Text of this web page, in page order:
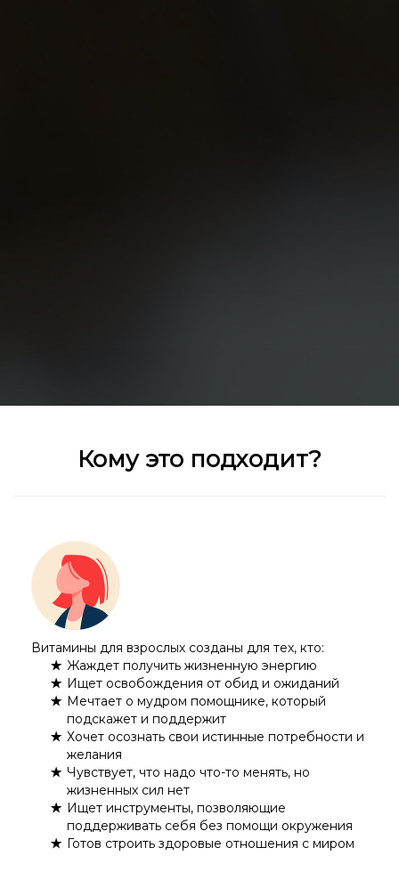
Кому это подходит?
Витамины для взрослых созданы для тех, кто:
Жаждет получить жизненную энергию
Ищет освобождения от обид и ожиданий
Мечтает о мудром помощнике, который
подскажет и поддержит
Хочет осознать свои истинные потребности и
желания
Чувствует, что надо что-то менять, но
жизненных сил нет
Ищет инструменты, позволяющие
поддерживать себя без помощи окружения
Готов строить здоровые отношения с миром